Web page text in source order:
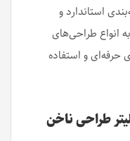
استاندارد و
انواع طراحی‌های
و استفاده
طراحی ناخن